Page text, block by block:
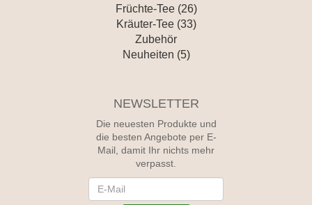
Früchte-Tee (26)
Kräuter-Tee (33)
Zubehör
Neuheiten (5)
NEWSLETTER
Die neuesten Produkte und
die besten Angebote per E-
Mail, damit Ihr nichts mehr
verpasst.